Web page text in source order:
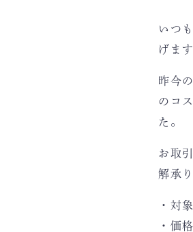
いつ
げます
昨今
のコ
た。
お取
解承
・対
・価